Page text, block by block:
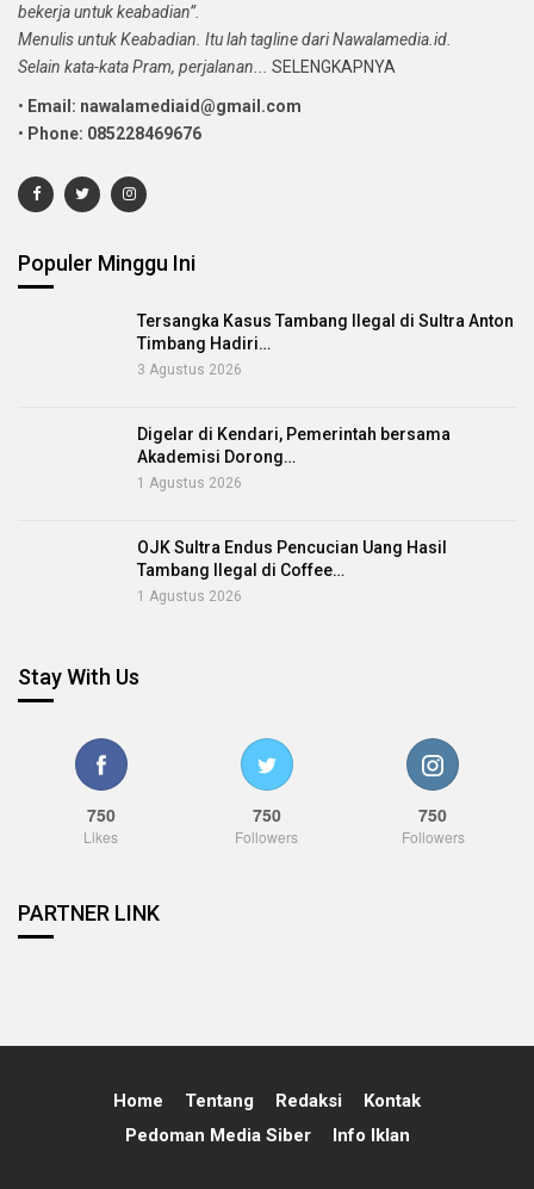
bekerja untuk keabadian”.
Menulis untuk Keabadian. Itu lah tagline dari Nawalamedia.id.
Selain kata-kata Pram, perjalanan...
SELENGKAPNYA
• Email: nawalamediaid@gmail.com
• Phone: 085228469676
Populer Minggu Ini
Tersangka Kasus Tambang Ilegal di Sultra Anton
Timbang Hadiri…
3 Agustus 2026
Digelar di Kendari, Pemerintah bersama
Akademisi Dorong…
1 Agustus 2026
OJK Sultra Endus Pencucian Uang Hasil
Tambang Ilegal di Coffee…
1 Agustus 2026
Stay With Us
750
Likes
750
Followers
750
Followers
PARTNER LINK
Home Tentang Redaksi
Kontak
Pedoman Media Siber
Info Iklan